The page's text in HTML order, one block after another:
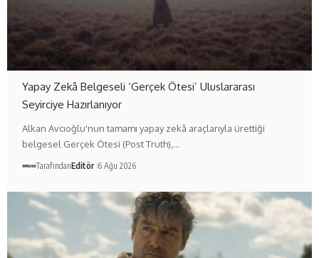
Yapay Zekâ Belgeseli ‘Gerçek Ötesi’ Uluslararası
Seyirciye Hazırlanıyor
Alkan Avcıoğlu'nun tamamı yapay zekâ araçlarıyla ürettiği
belgesel Gerçek Ötesi (Post Truth),…
TarafındanEditör 6 Ağu 2026